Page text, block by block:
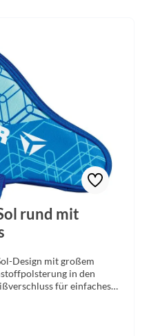
rund mit
Design mit großem
in den
für einfaches